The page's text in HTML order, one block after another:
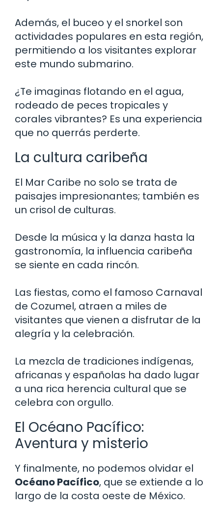
Además, el buceo y el snorkel son
actividades populares en esta región,
permitiendo a los visitantes explorar
este mundo submarino.
¿Te imaginas flotando en el agua,
rodeado de peces tropicales y
corales vibrantes? Es una experiencia
que no querrás perderte.
La cultura caribeña
El Mar Caribe no solo se trata de
paisajes impresionantes; también es
un crisol de culturas.
Desde la música y la danza hasta la
gastronomía, la influencia caribeña
se siente en cada rincón.
Las fiestas, como el famoso Carnaval
de Cozumel, atraen a miles de
visitantes que vienen a disfrutar de la
alegría y la celebración.
La mezcla de tradiciones indígenas,
africanas y españolas ha dado lugar
a una rica herencia cultural que se
celebra con orgullo.
El Océano Pacífico:
Aventura y misterio
Y finalmente, no podemos olvidar el
Océano Pacífico, que se extiende a lo
largo de la costa oeste de México.